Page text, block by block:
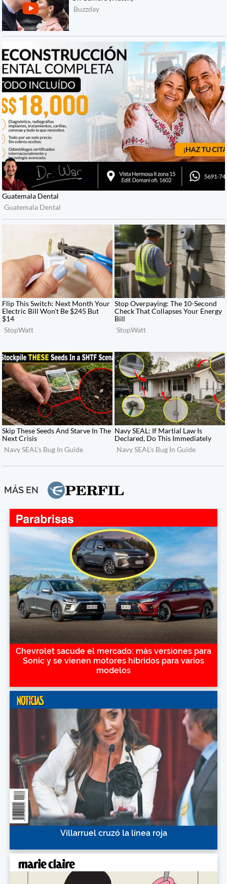
MÁS EN
Chevrolet sacude el mercado: más versiones para
Sonic y se vienen motores híbridos para varios
modelos
Villarruel cruzó la línea roja